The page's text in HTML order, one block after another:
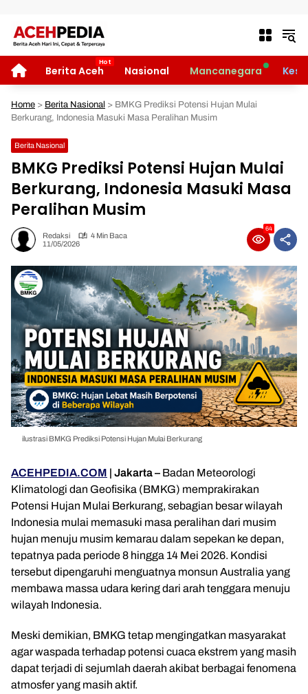
HOMEBerita Aceh Nasional Mancanegara
Home > Berita Nasional > BMKG Prediksi Potensi Hujan Mulai
Berkurang, Indonesia Masuki Masa Peralihan Musim
Berita Nasional
BMKG Prediksi Potensi Hujan Mulai
Berkurang, Indonesia Masuki Masa
Peralihan Musim
Redaksi
4 Min Baca
11/05/2026
64
ilustrasi BMKG Prediksi Potensi Hujan Mulai Berkurang
ACEHPEDIA.COM | Jakarta – Badan Meteorologi
Klimatologi dan Geofisika (BMKG) memprakirakan
Potensi Hujan Mulai Berkurang, sebagian besar wilayah
Indonesia mulai memasuki masa peralihan dari musim
hujan menuju musim kemarau dalam sepekan ke depan,
tepatnya pada periode 8 hingga 14 Mei 2026. Kondisi
tersebut dipengaruhi menguatnya monsun Australia yang
membawa massa udara kering dari arah tenggara menuju
wilayah Indonesia.
Meski demikian, BMKG tetap mengingatkan masyarakat
agar waspada terhadap potensi cuaca ekstrem yang masih
dapat terjadi di sejumlah daerah akibat berbagai fenomena
atmosfer yang masih aktif.